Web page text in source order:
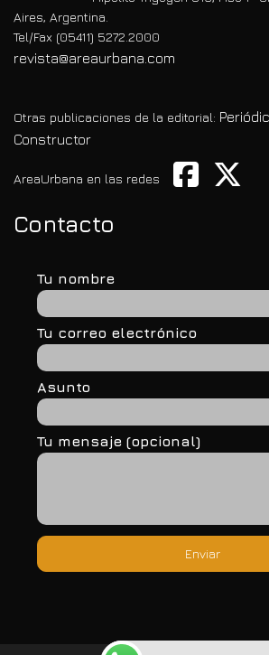
Aires, Argentina.
Tel/Fax (05411) 5272.2000
revista@areaurbana.com
Otras publicaciones de la editorial:
Constructor
AreaUrbana en las redes
Contacto
Tu nombre
Tu correo electrónico
Asunto
Tu mensaje (opcional)